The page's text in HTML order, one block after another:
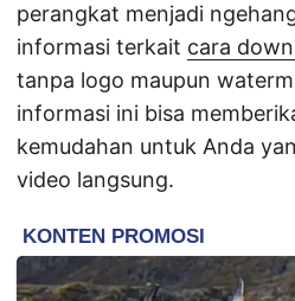
perangkat menjadi
informasi terkait cara
tanpa logo maupun
informasi ini bisa
kemudahan untuk Anda
video langsung.